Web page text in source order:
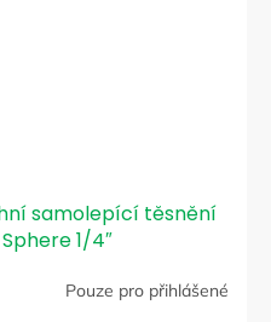
samolepící těsnění
1/4″
Pouze pro přihlášené